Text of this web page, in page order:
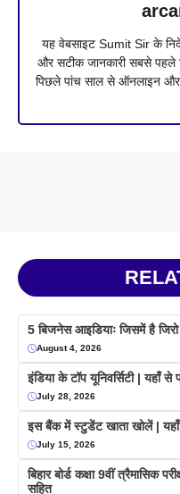
यह वेबसाइट Sumit Sir के
और सटीक जानकारी सबसे पहले
पिछले पांच साल से ऑनलाइन
5 बिजनेस आइडियाः जिसमें है
August 4, 2026
इंडिया के टॉप यूनिवर्सिटी | यहाँ
July 28, 2026
इस बैंक में स्टुडेंट खाता खोलें |
July 15, 2026
बिहार बोर्ड कक्षा 9वीं त्रैमासिक
सहित